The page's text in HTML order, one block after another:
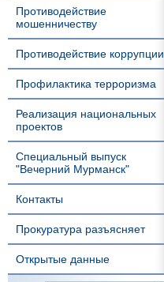
Противодействие
мошенничеству
Противодействие коррупции
Профилактика терроризма
Реализация национальных
проектов
Специальный выпуск
"Вечерний Мурманск"
Контакты
Прокуратура разъясняет
Открытые данные